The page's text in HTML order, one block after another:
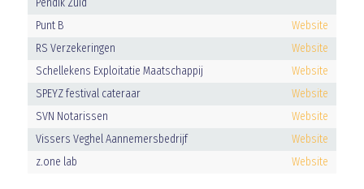
Pendik Zuid
Punt B
Website
RS Verzekeringen
Website
Schellekens Exploitatie Maatschappij
Website
SPEYZ festival cateraar
Website
SVN Notarissen
Website
Vissers Veghel Aannemersbedrijf
Website
z.one lab
Website